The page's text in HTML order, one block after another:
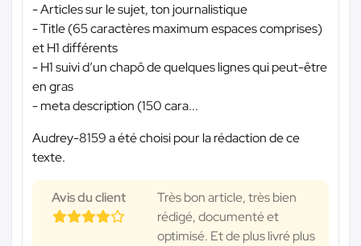
- Articles sur le sujet, ton journalistique
- Title (65 caractères maximum espaces comprises)
et H1 différents
- H1 suivi d’un chapô de quelques lignes qui peut-être
en gras
- meta description (150 cara...
Audrey-8159 a été choisi pour la rédaction de ce
texte.
Avis du client
Très bon article, très bien
rédigé, documenté et
optimisé. Et de plus livré plus